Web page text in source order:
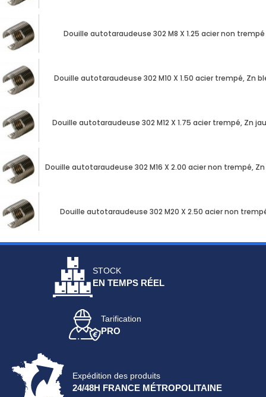
Douille autotaraudeuse 302 M8 X 1.25 acier non trempé
Douille autotaraudeuse 302 M10 X 1.50 acier trempé, Zn
Douille autotaraudeuse 302 M12 X 1.75 acier trempé, Zn
Douille autotaraudeuse 302 M16 X 2.00 acier non trempé, Zn
Douille autotaraudeuse 302 M20 X 2.50 acier non trempé
STOCK
EN TEMPS RÉEL
Tarification
PRO
Expédition des produits
24/48H FRANCE MÉTROPOLITAINE